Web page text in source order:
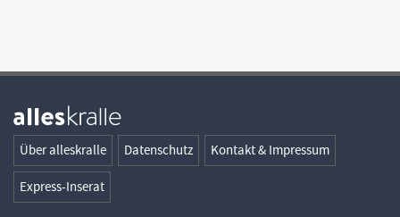
Über alleskralle Datenschutz Kontakt & Impressum
Express-Inserat